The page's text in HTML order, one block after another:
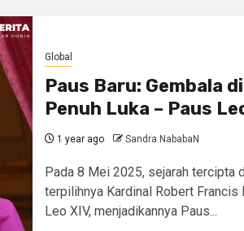
Global
Paus Baru: Gembala
Penuh Luka – Paus
1 year ago Sandra NababaN
Pada 8 Mei 2025, sejarah tercipta
terpilihnya Kardinal Robert
Leo XIV, menjadikannya Paus...